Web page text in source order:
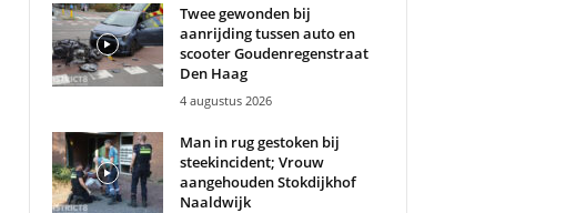
Twee gewonden bij
aanrijding tussen auto en
scooter Goudenregenstraat
Den Haag
4 augustus 2026
Man in rug gestoken bij
steekincident; Vrouw
aangehouden Stokdijkhof
Naaldwijk